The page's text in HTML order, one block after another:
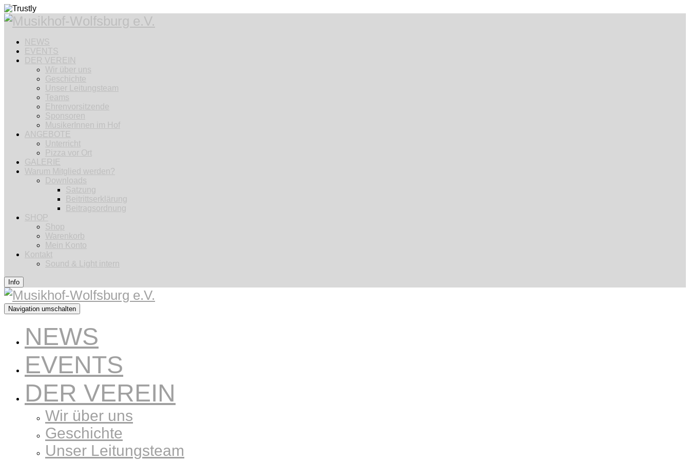
NEWS
EVENTS
DER VEREIN
Wir über uns
Geschichte
Unser Leitungsteam
Teams
Ehrenvorsitzende
Sponsoren
MusikerInnen im Hof
ANGEBOTE
Unterricht
Pizza vor Ort
GALERIE
Warum Mitglied werden?
Downloads
Satzung
Beitrittserklärung
Beitragsordnung
SHOP
Shop
Warenkorb
Mein Konto
Kontakt
Sound & Light intern
Info
Navigation umschalten
NEWS
EVENTS
DER VEREIN
Wir über uns
Geschichte
Unser Leitungsteam